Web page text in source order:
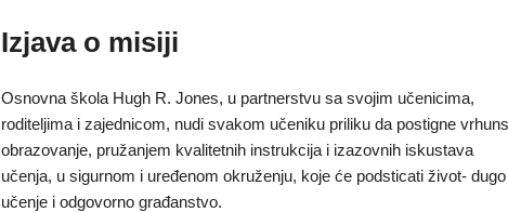
Izjava o misiji
Osnovna škola Hugh R. Jones, u partnerstvu sa svojim učenicima,
roditeljima i zajednicom, nudi svakom učeniku priliku da postigne
obrazovanje, pružanjem kvalitetnih instrukcija i izazovnih iskustava
učenja, u sigurnom i uređenom okruženju, koje će podsticati život- dugo
učenje i odgovorno građanstvo.